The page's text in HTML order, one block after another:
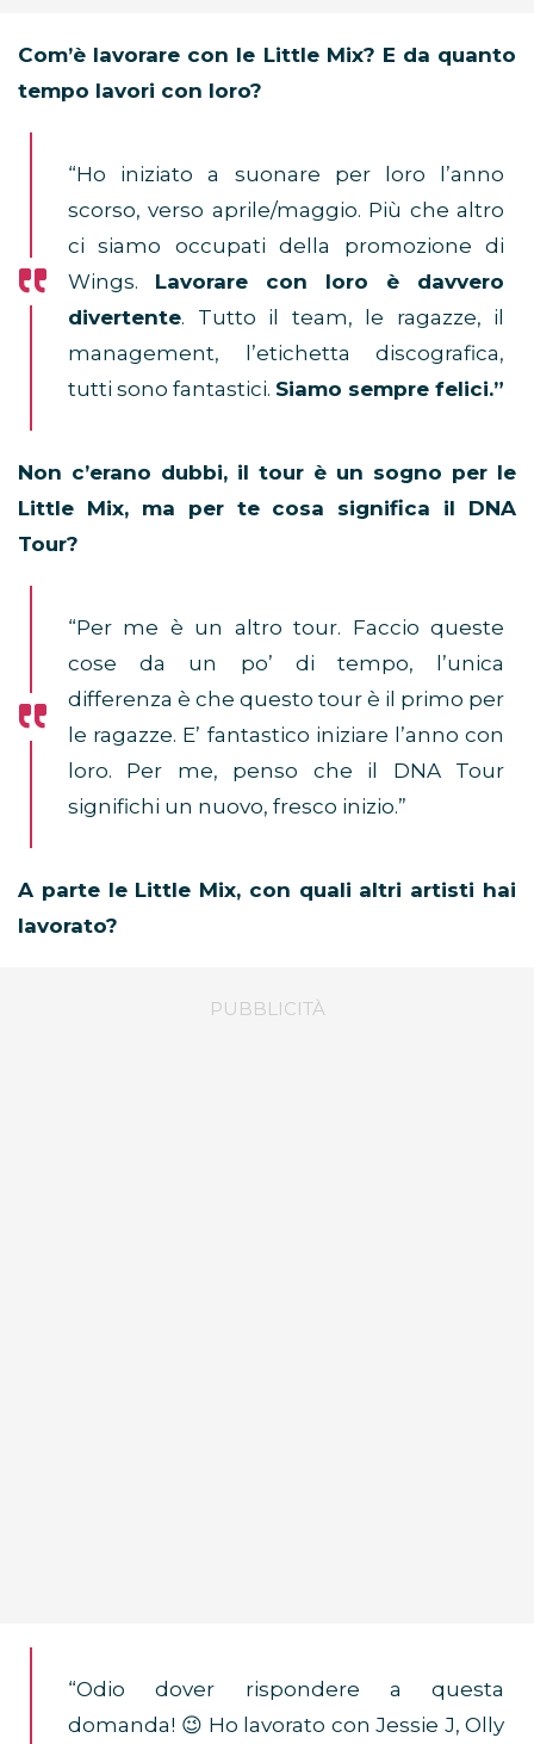
Com’è lavorare con le Little Mix? E da quanto
tempo lavori con loro?
“Ho iniziato a suonare per loro l’anno
scorso, verso aprile/maggio. Più che altro
ci siamo occupati della promozione di
Wings. Lavorare con loro è davvero
divertente. Tutto il team, le ragazze, il
management, l’etichetta discografica,
tutti sono fantastici. Siamo sempre felici.”
Non c’erano dubbi, il tour è un sogno per le
Little Mix, ma per te cosa significa il DNA
Tour?
“Per me è un altro tour. Faccio queste
cose da un po’ di tempo, l’unica
differenza è che questo tour è il primo per
le ragazze. E’ fantastico iniziare l’anno con
loro. Per me, penso che il DNA Tour
significhi un nuovo, fresco inizio.”
A parte le Little Mix, con quali altri artisti hai
lavorato?
“Odio dover rispondere a questa
domanda! 😉 Ho lavorato con Jessie J, Olly